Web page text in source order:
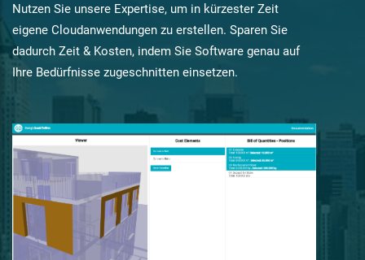
Nutzen Sie unsere Expertise, um in kürzester Zeit
eigene Cloudanwendungen zu erstellen. Sparen Sie
dadurch Zeit & Kosten, indem Sie Software genau auf
Ihre Bedürfnisse zugeschnitten einsetzen.